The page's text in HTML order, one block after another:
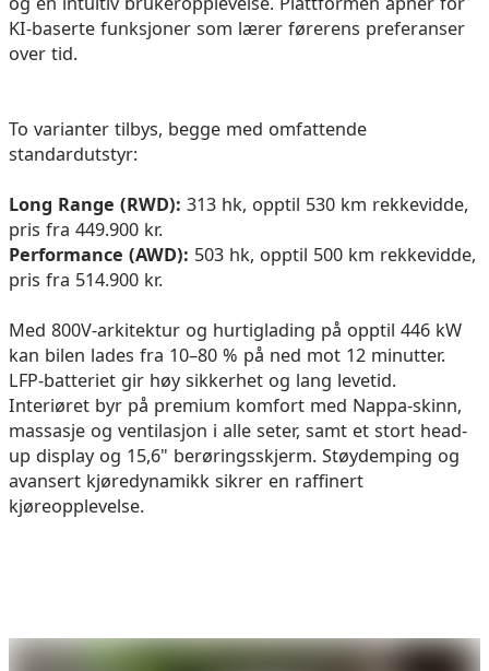
KI-baserte funksjoner som lærer førerens preferanser
over tid.
To varianter tilbys, begge med omfattende
standardutstyr:
Long Range (RWD): 313 hk, opptil 530 km rekkevidde,
pris fra 449.900 kr.
Performance (AWD): 503 hk, opptil 500 km rekkevidde,
pris fra 514.900 kr.
Med 800V-arkitektur og hurtiglading på opptil 446 kW
kan bilen lades fra 10–80 % på ned mot 12 minutter.
LFP-batteriet gir høy sikkerhet og lang levetid.
Interiøret byr på premium komfort med Nappa-skinn,
massasje og ventilasjon i alle seter, samt et stort head-
up display og 15,6" berøringsskjerm. Støydemping og
avansert kjøredynamikk sikrer en raffinert
kjøreopplevelse.